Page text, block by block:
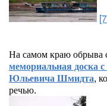
На самом краю обрыва
мемориальная доска
Юльевича Шмидта,
речью.